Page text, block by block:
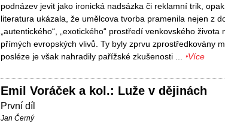
podnázev jevit jako ironická nadsázka či reklamní trik,
literatura ukázala, že umělcova tvorba pramenila nejen z
„autentického“, „exotického“ prostředí venkovského života
přímých evropských vlivů. Ty byly zprvu zprostředkovány
posléze je však nahradily pařížské zkušenosti ...
‣Více
Emil Voráček a kol.: Luže v dějinách
První díl
Jan Černý